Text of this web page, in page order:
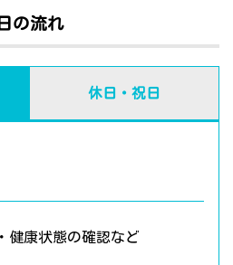
の流れ
休日・祝日
健康状態の確認など